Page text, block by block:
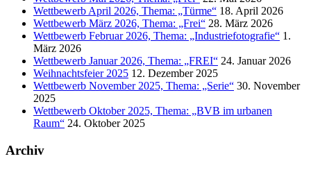
Wettbewerb April 2026, Thema: „Türme“ 18. April 2026
Wettbewerb März 2026, Thema: „Frei“ 28. März 2026
Wettbewerb Februar 2026, Thema: „Industriefotografie“ 1.
März 2026
Wettbewerb Januar 2026, Thema: „FREI“ 24. Januar 2026
Weihnachtsfeier 2025 12. Dezember 2025
Wettbewerb November 2025, Thema: „Serie“ 30. November
2025
Wettbewerb Oktober 2025, Thema: „BVB im urbanen
Raum“ 24. Oktober 2025
Archiv